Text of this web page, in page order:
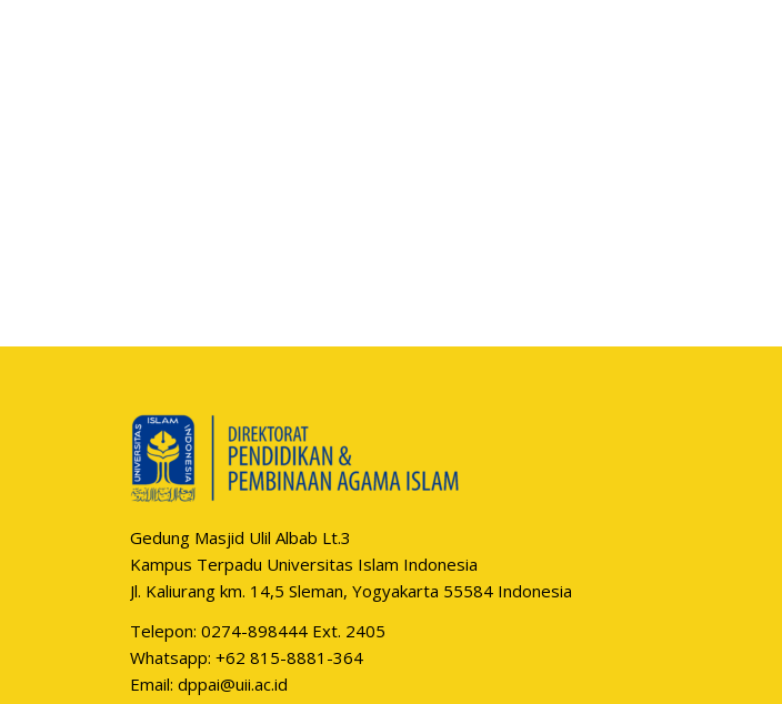
Gedung Masjid Ulil Albab Lt.3
Kampus Terpadu Universitas Islam Indonesia
Jl. Kaliurang km. 14,5 Sleman, Yogyakarta 55584 Indonesia
Telepon: 0274-898444 Ext. 2405
Whatsapp:+62 815-8881-364
Email:dppai@uii.ac.id